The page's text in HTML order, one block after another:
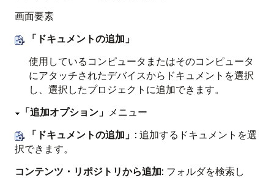
画面要素
「ドキュメントの追加」
使用しているコンピュータまたはそのコンピュータ
にアタッチされたデバイスからドキュメントを選択
し、選択したプロジェクトに追加できます。
「追加オプション」 メニュー
「ドキュメントの追加」 : 追加するドキュメントを選
択できます。
コンテンツ・リポジトリから追加: フォルダを検索し